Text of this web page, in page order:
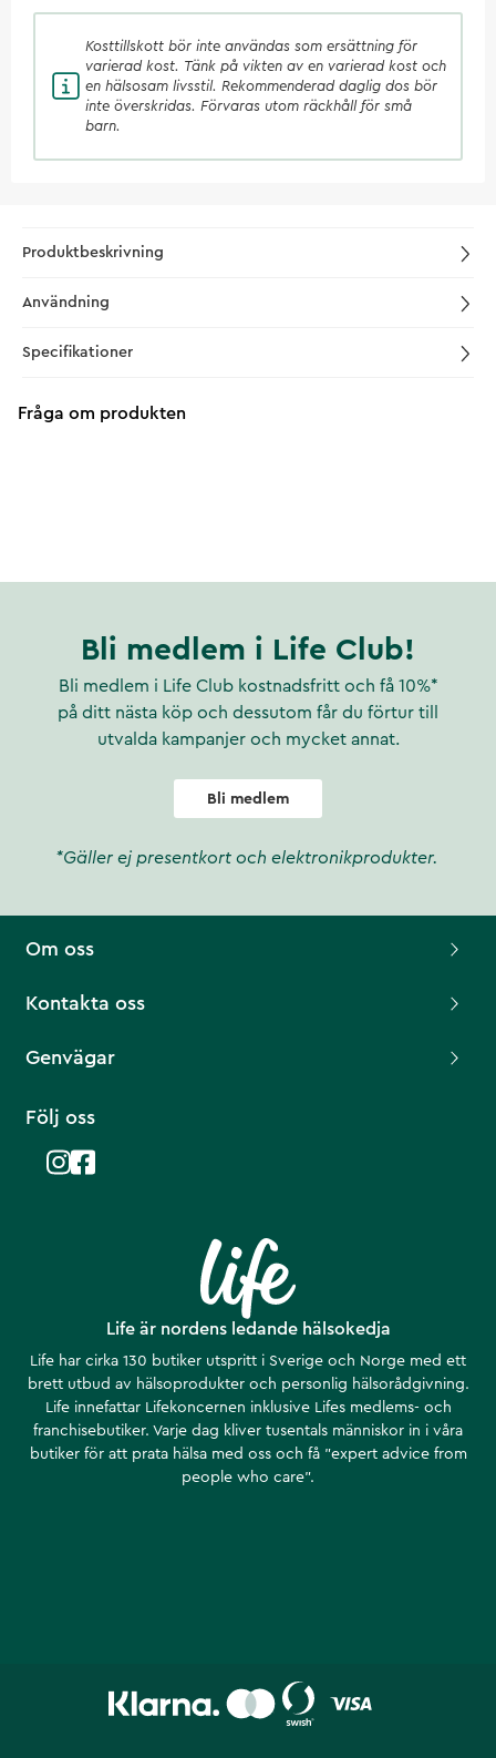
Kosttillskott bör inte användas som ersättning för
varierad kost. Tänk på vikten av en varierad kost och
en hälsosam livsstil. Rekommenderad daglig dos bör
inte överskridas. Förvaras utom räckhåll för små
barn.
Produktbeskrivning
Användning
Specifikationer
Fråga om produkten
Bli medlem i Life Club!
Bli medlem i Life Club kostnadsfritt och få 10%*
på ditt nästa köp och dessutom får du förtur till
utvalda kampanjer och mycket annat.
Bli medlem
*Gäller ej presentkort och elektronikprodukter.
Life är nordens ledande hälsokedja
Life har cirka 130 butiker utspritt i Sverige och Norge med ett
brett utbud av hälsoprodukter och personlig hälsorådgivning.
Life innefattar Lifekoncernen inklusive Lifes medlems- och
franchisebutiker. Varje dag kliver tusentals människor in i våra
butiker för att prata hälsa med oss och få ”expert advice from
people who care”.
Om oss
Kontakta oss
Genvägar
Följ oss